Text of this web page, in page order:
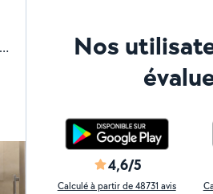
Nos
4,6/5
Calculé à partir de 48731 avis